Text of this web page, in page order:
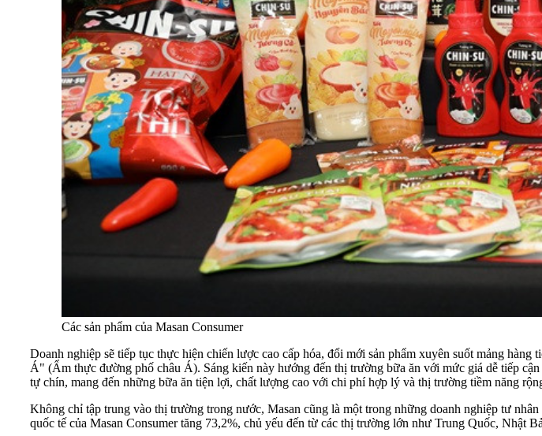
Các sản phẩm của Masan Consumer
Doanh nghiệp sẽ tiếp tục thực hiện chiến lược cao cấp hóa, đổi mới sản phẩm xuyên suốt mảng hàng
Á" (Ẩm thực đường phố châu Á). Sáng kiến này hướng đến thị trường bữa ăn với mức giá dễ tiếp
tự chín, mang đến những bữa ăn tiện lợi, chất lượng cao với chi phí hợp lý và thị trường tiềm năng
Không chỉ tập trung vào thị trường trong nước, Masan cũng là một trong những doanh nghiệp tư
quốc tế của Masan Consumer tăng 73,2%, chủ yếu đến từ các thị trường lớn như Trung Quốc, Nhật